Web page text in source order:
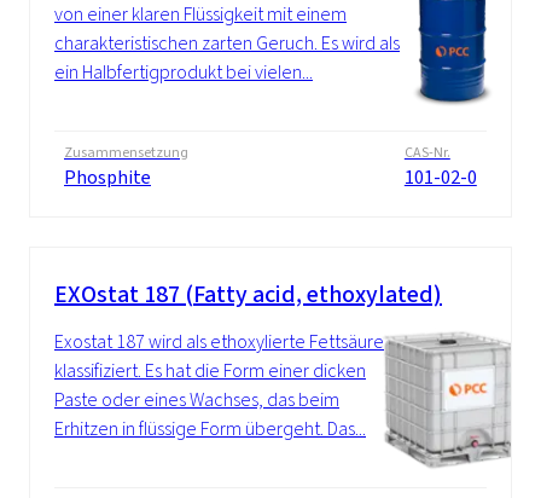
von einer klaren Flüssigkeit mit einem
charakteristischen zarten Geruch. Es wird als
ein Halbfertigprodukt bei vielen...
Zusammensetzung
Phosphite
CAS-Nr.
101-02-0
EXOstat 187 (Fatty acid, ethoxylated)
Exostat 187 wird als ethoxylierte Fettsäure
klassifiziert. Es hat die Form einer dicken
Paste oder eines Wachses, das beim
Erhitzen in flüssige Form übergeht. Das...